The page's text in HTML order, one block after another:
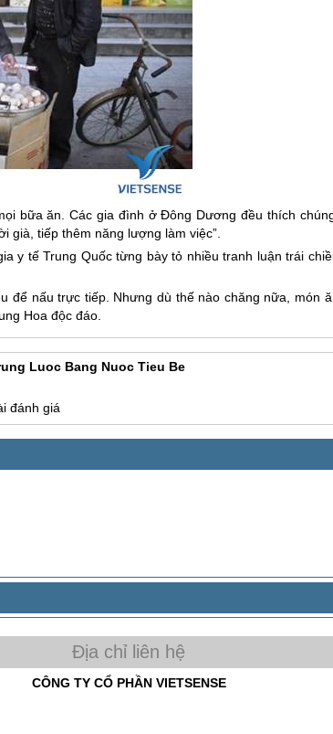
bữa ăn. Các gia đình ở Đông Dương đều thích
già, tiếp thêm năng lượng làm việc”.
y tếTrung Quốctừng bày tỏ nhiều tranh luận trái
để nấu trực tiếp. Nhưng dù thế nào chăng nữa, món
Hoa độc đáo.
Luoc Bang Nuoc Tieu Be
đánh giá
CÔNG TY CỔ PHẦN VIETSENSE